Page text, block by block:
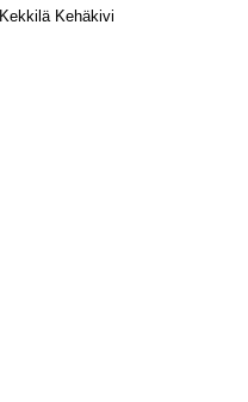
Kekkilä Kehäkivi